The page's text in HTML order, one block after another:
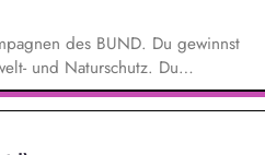
des BUND. Du gewinnst
und Naturschutz. Du
nach bestem Wissen und
durch das Sammeln